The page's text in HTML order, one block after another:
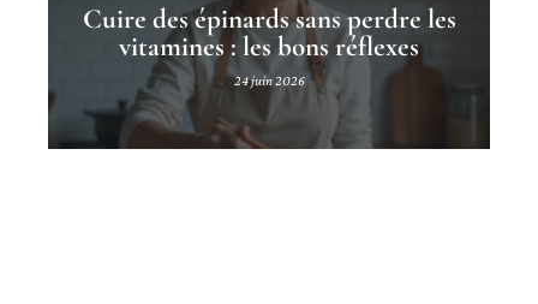
Cuire des épinards sans perdre les
vitamines : les bons réflexes
24 juin 2026